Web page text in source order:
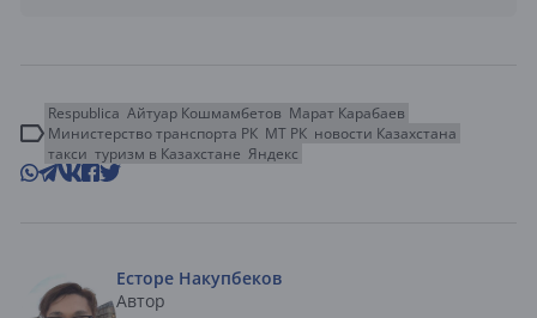
Respublica Айтуар Кошмамбетов Марат Карабаев
Министерство транспорта РК МТ РК новости Казахстана
такси туризм в Казахстане Яндекс
Есторе Накупбеков
Автор